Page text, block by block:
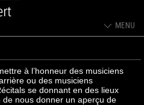
à l’honneur des musiciens
ou des musiciens
se donnant en des lieux
nous donner un aperçu de